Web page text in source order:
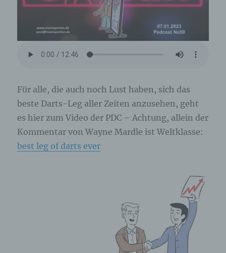
Für alle, die auch noch Lust haben, sich das
beste Darts-Leg aller Zeiten anzusehen, geht
es hier zum Video der PDC – Achtung, allein der
Kommentar von Wayne Mardle ist Weltklasse:
best leg of darts ever